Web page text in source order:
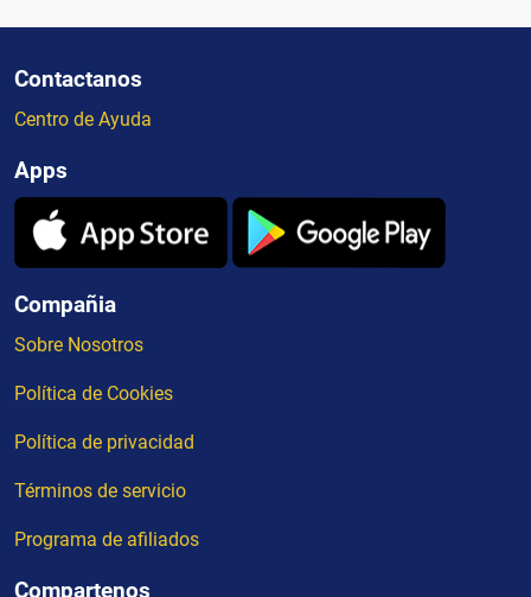
Contactanos
Centro de Ayuda
Apps
Compañia
Sobre Nosotros
Política de Cookies
Política de privacidad
Términos de servicio
Programa de afiliados
Compartenos